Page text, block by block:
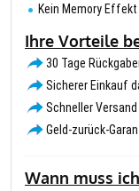
Kein Memory Effekt
Ihre Vorteile
30 Tage
Sicherer Einkauf
Schneller Versand
Geld-zurück-
Wann muss